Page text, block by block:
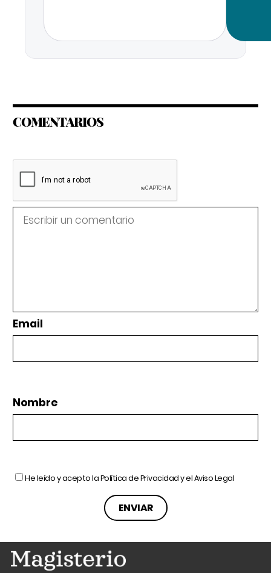
COMENTARIOS
Email
Nombre
He leído y acepto laPolítica de Privacidady elAviso Legal